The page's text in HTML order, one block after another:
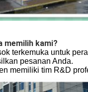
memilih kami?
terkemuka untuk
pesanan Anda.
memiliki tim R&D